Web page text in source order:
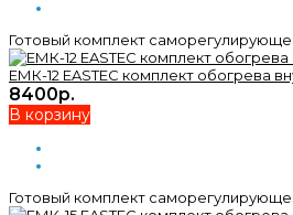
Готовый комплект
ЕМК-12 EASTEC комплект обогрева
8400р.
В корзину
Готовый комплект